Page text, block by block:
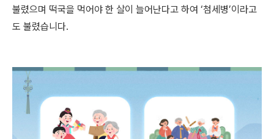
불렸으며 떡국을 먹어야 한 살이 늘어난다고 하여 ‘첨세병’이라고
도 불렸습니다.